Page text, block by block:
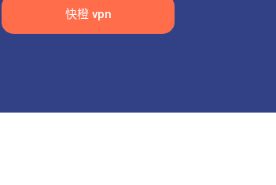
快橙 vpn